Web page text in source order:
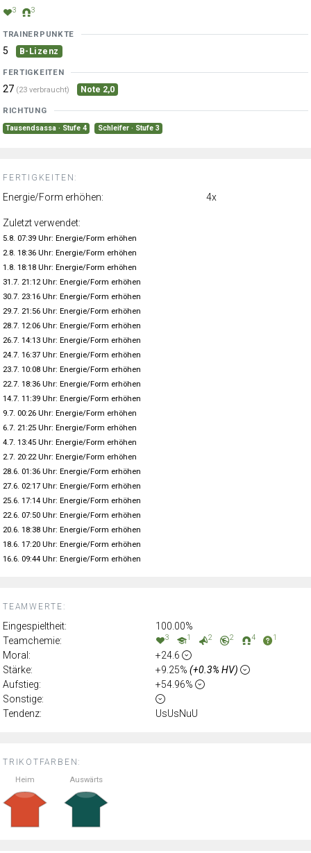
TRIKOTFARBEN:
Heim Auswärts
TEAMWERTE:
Eingespieltheit:
100.00%
Teamchemie:
3 1 2 2 4 1
Moral:
+24.6
Stärke:
+9.25% (+0.3% HV)
Aufstieg:
+54.96%
Sonstige:
Tendenz:
UsUsNuU
3 3
TRAINERPUNKTE
5 B-Lizenz
FERTIGKEITEN
27 (23 verbraucht) Note 2,0
RICHTUNG
Tausendsassa · Stufe 4 Schleifer · Stufe 3
FERTIGKEITEN:
Energie/Form erhöhen: 4x
Zuletzt verwendet:
5.8. 07:39 Uhr: Energie/Form erhöhen
2.8. 18:36 Uhr: Energie/Form erhöhen
1.8. 18:18 Uhr: Energie/Form erhöhen
31.7. 21:12 Uhr: Energie/Form erhöhen
30.7. 23:16 Uhr: Energie/Form erhöhen
29.7. 21:56 Uhr: Energie/Form erhöhen
28.7. 12:06 Uhr: Energie/Form erhöhen
26.7. 14:13 Uhr: Energie/Form erhöhen
24.7. 16:37 Uhr: Energie/Form erhöhen
23.7. 10:08 Uhr: Energie/Form erhöhen
22.7. 18:36 Uhr: Energie/Form erhöhen
14.7. 11:39 Uhr: Energie/Form erhöhen
9.7. 00:26 Uhr: Energie/Form erhöhen
6.7. 21:25 Uhr: Energie/Form erhöhen
4.7. 13:45 Uhr: Energie/Form erhöhen
2.7. 20:22 Uhr: Energie/Form erhöhen
28.6. 01:36 Uhr: Energie/Form erhöhen
27.6. 02:17 Uhr: Energie/Form erhöhen
25.6. 17:14 Uhr: Energie/Form erhöhen
22.6. 07:50 Uhr: Energie/Form erhöhen
20.6. 18:38 Uhr: Energie/Form erhöhen
18.6. 17:20 Uhr: Energie/Form erhöhen
16.6. 09:44 Uhr: Energie/Form erhöhen